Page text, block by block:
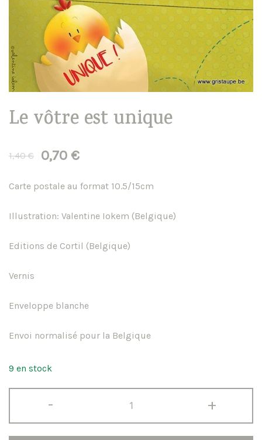
Le vôtre est unique
1,40€
Le
était :
1,40 €.
0,70 €Le
est :
0,70 €.
Carte postale au format 10.5/15cm
Illustration: Valentine Iokem (Belgique)
Editions de Cortil (Belgique)
Vernis
Enveloppe blanche
Envoi normalisé pour la Belgique
9 en stock
-
de
Le
+